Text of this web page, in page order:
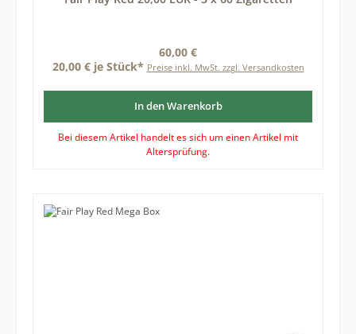
Regulärer Preis:
60,00 €
20,00 € je Stück* Preise inkl. MwSt. zzgl. Versandkosten
In den Warenkorb
Bei diesem Artikel handelt es sich um einen Artikel mit
Altersprüfung.